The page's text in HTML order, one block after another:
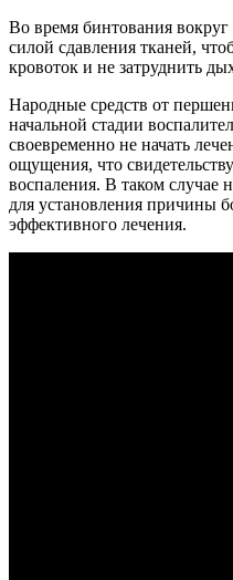
Во время бинтования вокруг
силой сдавления тканей,
кровоток и не затруднить
Народные средств от
начальной стадии
своевременно не начать
ощущения, что
воспаления. В таком случае
для установления причины
эффективного лечения.